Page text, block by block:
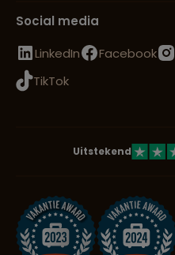
Social media
LinkedIn
Facebook
TikTok
Uitstekend